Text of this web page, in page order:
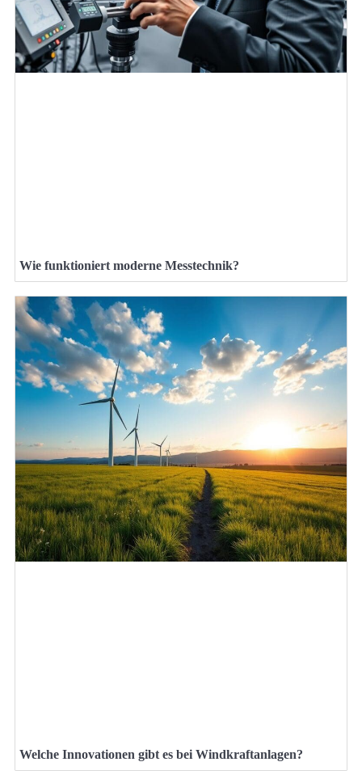
Wie funktioniert moderne Messtechnik?
Welche Innovationen gibt es bei Windkraftanlagen?